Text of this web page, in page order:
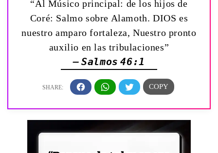
“Al Músico principal: de los hijos de
Coré: Salmo sobre Alamoth. DIOS es
nuestro amparo fortaleza, Nuestro pronto
auxilio en las tribulaciones”
— Salmos 46:1